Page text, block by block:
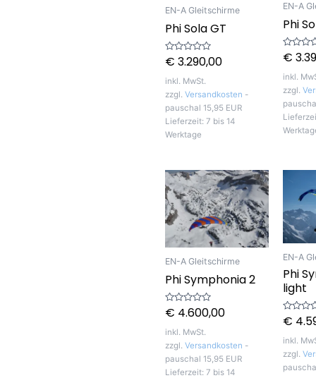
EN-A Gleitschirme
Phi Sola GT
Bewertet
mit
0
von
5
€ 3.290,00
inkl. MwSt.
zzgl. Versandkosten -
pauschal 15,95 EUR
Lieferzeit: 7 bis 14
Werktage
EN-A
Phi
Bewertet
mit
0
von
5
€
inkl.
zzgl.
EN-A Gleitschirme
Phi Symphonia 2
Bewertet
mit
0
von
5
€ 4.600,00
inkl. MwSt.
zzgl. Versandkosten -
pauschal 15,95 EUR
Lieferzeit: 7 bis 14
EN-A
Phi
light
Bewertet
mit
0
von
5
€
inkl.
zzgl.